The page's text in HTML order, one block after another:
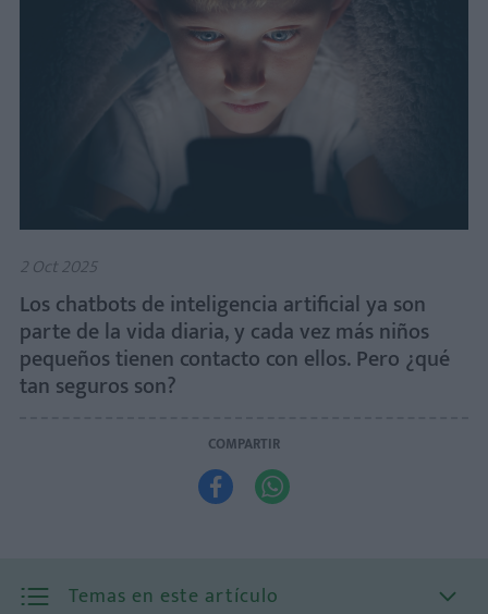
2 Oct 2025
Los chatbots de inteligencia artificial ya son
parte de la vida diaria, y cada vez más niños
pequeños tienen contacto con ellos. Pero ¿qué
tan seguros son?
COMPARTIR
 
Temas en este artículo